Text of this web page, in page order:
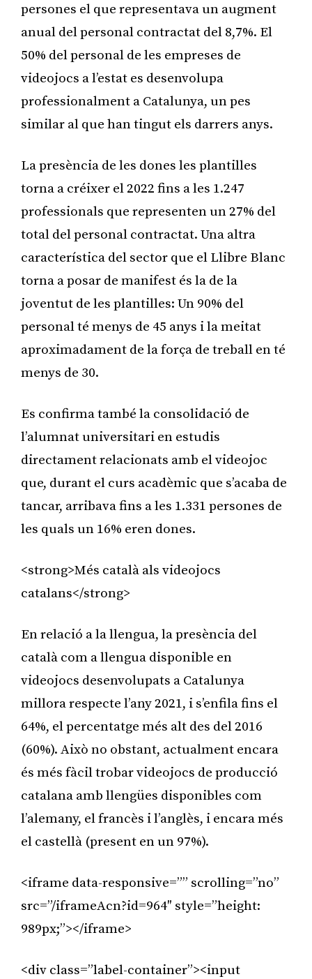
persones el que representava un augment
anual del personal contractat del 8,7%. El
50% del personal de les empreses de
videojocs a l’estat es desenvolupa
professionalment a Catalunya, un pes
similar al que han tingut els darrers anys.
La presència de les dones les plantilles
torna a créixer el 2022 fins a les 1.247
professionals que representen un 27% del
total del personal contractat. Una altra
característica del sector que el Llibre Blanc
torna a posar de manifest és la de la
joventut de les plantilles: Un 90% del
personal té menys de 45 anys i la meitat
aproximadament de la força de treball en té
menys de 30.
Es confirma també la consolidació de
l’alumnat universitari en estudis
directament relacionats amb el videojoc
que, durant el curs acadèmic que s’acaba de
tancar, arribava fins a les 1.331 persones de
les quals un 16% eren dones.
<strong>Més català als videojocs
catalans</strong>
En relació a la llengua, la presència del
català com a llengua disponible en
videojocs desenvolupats a Catalunya
millora respecte l’any 2021, i s’enfila fins el
64%, el percentatge més alt des del 2016
(60%). Això no obstant, actualment encara
és més fàcil trobar videojocs de producció
catalana amb llengües disponibles com
l’alemany, el francès i l’anglès, i encara més
el castellà (present en un 97%).
<iframe data-responsive=”” scrolling=”no”
src=”/iframeAcn?id=964″ style=”height:
989px;”></iframe>
<div class=”label-container”><input